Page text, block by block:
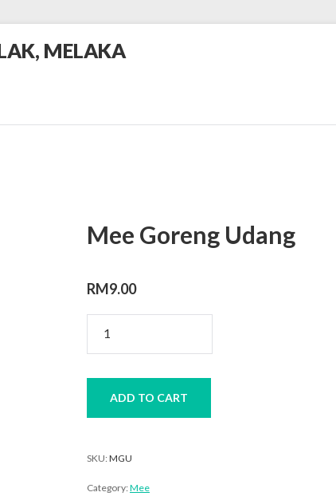
MELAKA
Mee Goreng Udang
RM9.00
Goreng
Udang
quantity
ADD TO CART
SKU: MGU
Category: Mee